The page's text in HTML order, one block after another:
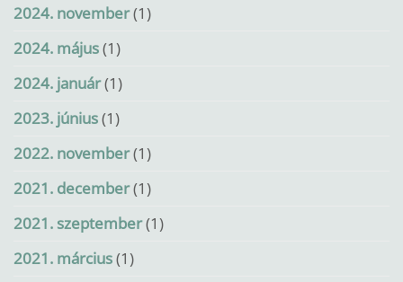
2024. november(1)
2024. május(1)
2024. január(1)
2023. június(1)
2022. november(1)
2021. december(1)
2021. szeptember(1)
2021. március(1)